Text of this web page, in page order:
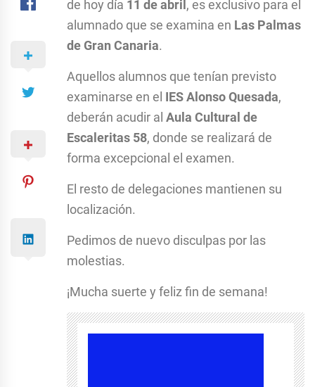
de hoy día 11 de abril, es exclusivo para el
alumnado que se examina en Las Palmas
de Gran Canaria.
Aquellos alumnos que tenían previsto
examinarse en el IES Alonso Quesada,
deberán acudir al Aula Cultural de
Escaleritas 58, donde se realizará de
forma excepcional el examen.
El resto de delegaciones mantienen su
localización.
Pedimos de nuevo disculpas por las
molestias.
¡Mucha suerte y feliz fin de semana!